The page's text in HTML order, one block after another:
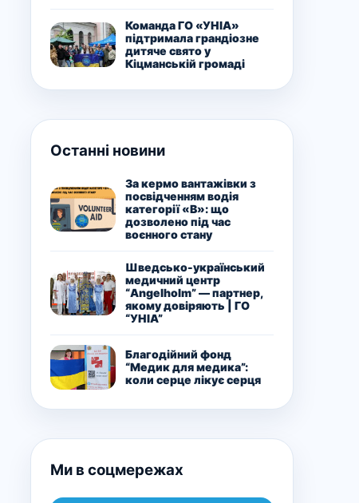
Команда ГО «УНІА»
підтримала грандіозне
дитяче свято у
Кіцманській громаді
Останні новини
За кермо вантажівки з
посвідченням водія
категорії «В»: що
дозволено під час
воєнного стану
Шведсько-український
медичний центр
“Angelholm” — партнер,
якому довіряють | ГО
“УНІА”
Благодійний фонд
“Медик для медика”:
коли серце лікує серця
Ми в соцмережах